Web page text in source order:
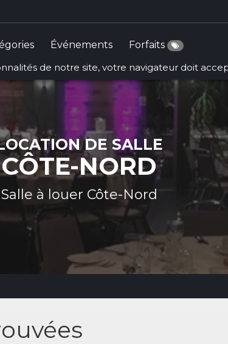
Événements Forfaits
de notre site, votre navigateur doit
DE SALLE
CÔTE-NORD
Salle à louer Côte-Nord